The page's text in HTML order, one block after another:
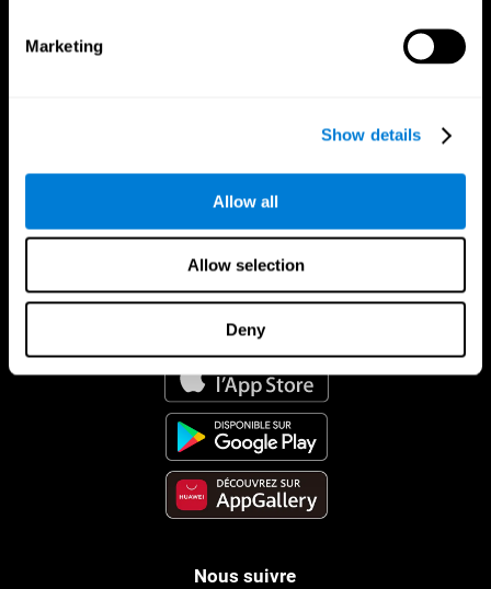
Marketing
Show details
Allow all
Allow selection
Deny
App CogniFit
Nous suivre